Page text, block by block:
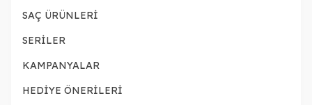
SAÇ ÜRÜNLERİ
SERİLER
KAMPANYALAR
HEDİYE ÖNERİLERİ